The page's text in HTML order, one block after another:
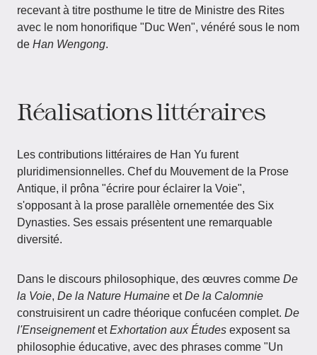
recevant à titre posthume le titre de Ministre des Rites
avec le nom honorifique "Duc Wen", vénéré sous le nom
de Han Wengong.
Réalisations littéraires
Les contributions littéraires de Han Yu furent
pluridimensionnelles. Chef du Mouvement de la Prose
Antique, il prôna "écrire pour éclairer la Voie",
s'opposant à la prose parallèle ornementée des Six
Dynasties. Ses essais présentent une remarquable
diversité.
Dans le discours philosophique, des œuvres comme De
la Voie, De la Nature Humaine etDe la Calomnie
construisirent un cadre théorique confucéen complet. De
l'EnseignementetExhortation aux Études exposent sa
philosophie éducative, avec des phrases comme "Un